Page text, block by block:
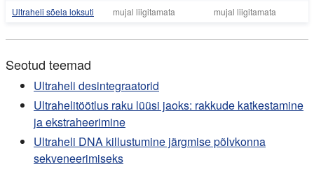
Ultraheli sõela loksuti
mujal liigitamata mujal liigitamata
Seotud teemad
Ultraheli desintegraatorid
Ultrahelitöötlus raku lüüsi jaoks: rakkude katkestamine
ja ekstraheerimine
Ultraheli DNA killustumine järgmise põlvkonna
sekveneerimiseks